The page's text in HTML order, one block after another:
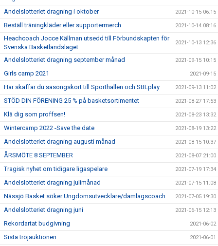
Andelslotteriet dragning i oktober 2021-10-15 06:15
Beställ träningkläder eller supportermerch 2021-10-14 08:16
Heachcoach Jocce Källman utsedd till Förbundskapten för
Svenska Basketlandslaget
2021-10-13 12:36
Andelslotteriet dragning september månad 2021-09-15 10:15
Girls camp 2021 2021-09-15
Här skaffar du säsongskort till Sporthallen och SBLplay 2021-09-13 11:02
STÖD DIN FÖRENING 25 % på basketsortimentet 2021-08-27 17:53
Klä dig som proffsen! 2021-08-23 13:32
Wintercamp 2022 -Save the date 2021-08-19 13:22
Andelslotteriet dragning augusti månad 2021-08-15 10:37
ÅRSMÖTE 8 SEPTEMBER 2021-08-07 21:00
Tragisk nyhet om tidigare ligaspelare 2021-07-19 17:34
Andelslotteriet dragning julimånad 2021-07-15 11:08
Nässjö Basket söker Ungdomsutvecklare/damlagscoach 2021-07-05 19:30
Andelslotteriet dragning juni 2021-06-15 12:13
Rekordartat budgivning 2021-06-02
Sista tröjauktionen 2021-06-01